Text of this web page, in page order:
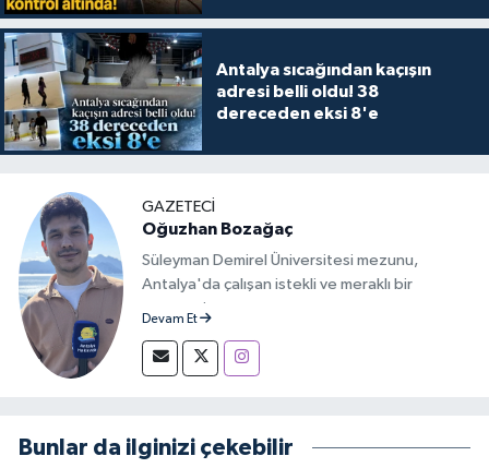
Antalya sıcağından kaçışın
adresi belli oldu! 38
dereceden eksi 8'e
GAZETECİ
Oğuzhan Bozağaç
Süleyman Demirel Üniversitesi mezunu,
Antalya'da çalışan istekli ve meraklı bir
gazeteci.
Devam Et
Bunlar da ilginizi çekebilir